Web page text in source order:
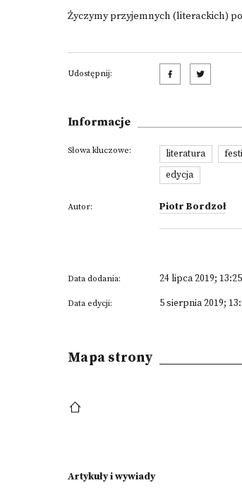
Życzymy przyjemnych (literackich)
Udostępnij:
Informacje
Słowa kluczowe: literatura
edycja
Autor: Piotr Bordzoł
Data dodania: 24 lipca 2019;
Data edycji: 5 sierpnia 2019;
Mapa strony
Artykuły i wywiady